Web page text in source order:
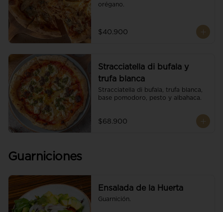
orégano.
$40.900
Stracciatella di bufala y
trufa blanca
Stracciatella di bufala, trufa blanca,
base pomodoro, pesto y albahaca.
$68.900
Guarniciones
Ensalada de la Huerta
Guarnición.